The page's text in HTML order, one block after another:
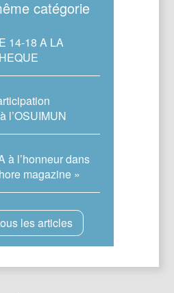
catégorie
14-18 A LA
l’OSUIMUN
à l’honneur dans
magazine »
les articles